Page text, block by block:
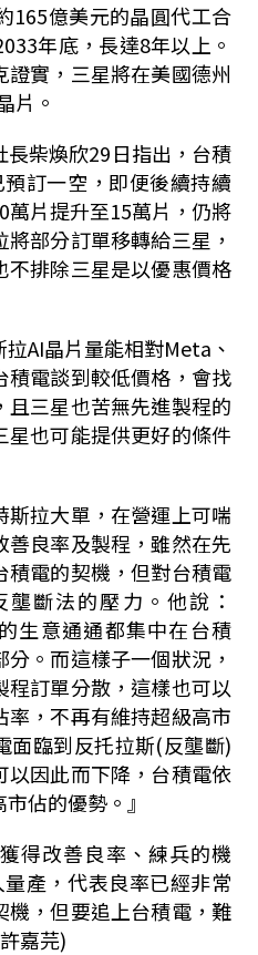
165億美元的晶圓代工合
年底，長達8年以上。
實，三星將在美國德州
片。
柴煥欣29日指出，台積
訂一空，即便後續持續
片提升至15萬片，仍將
部分訂單移轉給三星，
不排除三星是以優惠價格
AI晶片量能相對Meta、
積電談到較低價格，會找
且三星也苦無先進製程的
星也可能提供更好的條件
拉大單，在營運上可喘
善良率及製程，雖然在先
積電的契機，但對台積電
斷法的壓力。他說：
生意通通都集中在台積
。而這樣子一個狀況，
程訂單分散，這樣也可以
，不再有維持超級高市
面臨到反托拉斯(反壟斷)
因此而下降，台積電依
佔的優勢。』
得改善良率、練兵的機
產，代表良率已經非常
機，但要追上台積電，難
嘉芫)